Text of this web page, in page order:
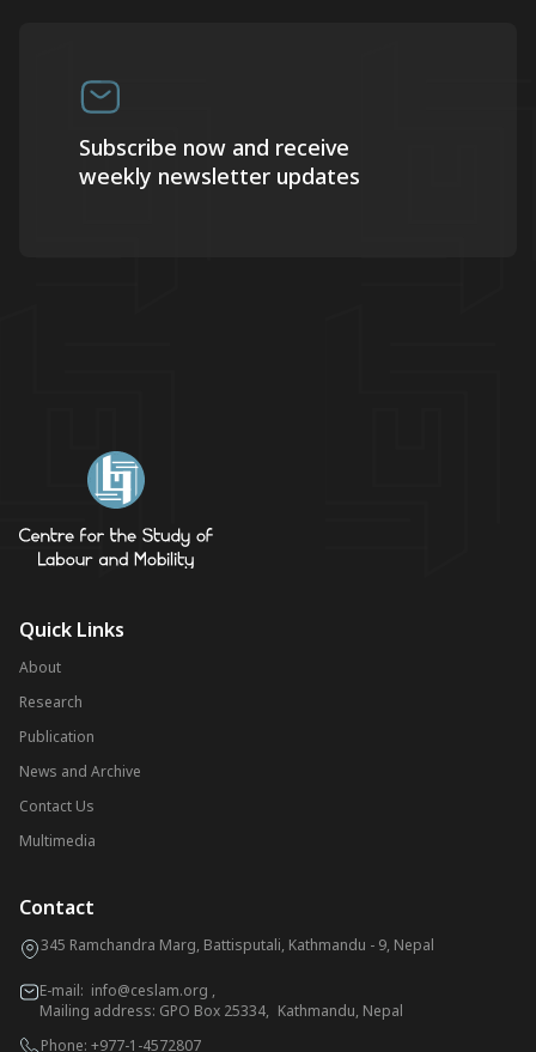
Subscribe now and receive
weekly newsletter updates
Quick Links
About
Research
Publication
News and Archive
Contact Us
Multimedia
Contact
345 Ramchandra Marg, Battisputali, Kathmandu - 9, Nepal
E-mail: info@ceslam.org ,
Mailing address: GPO Box 25334, Kathmandu, Nepal
Phone: +977-1-4572807